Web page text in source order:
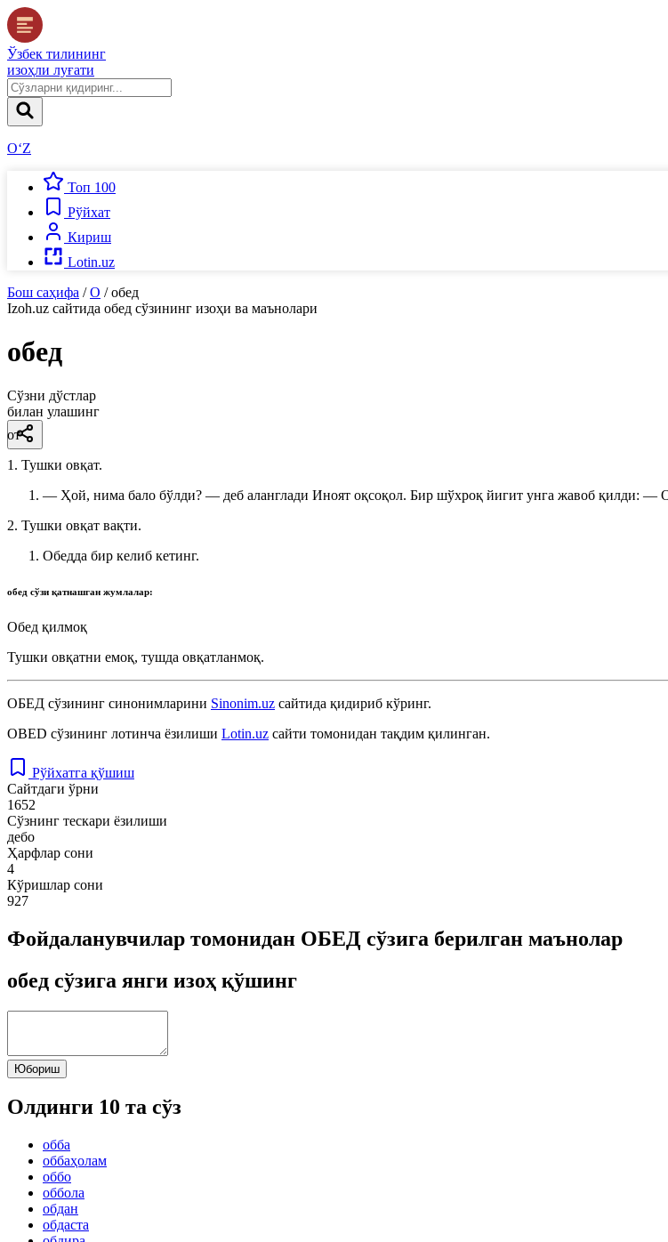
Ўзбек тилининг
изоҳли луғати
O‘Z
Топ 100
Рўйхат
Кириш
Lotin.uz
Бош саҳифа / О / обед
Izoh.uz сайтида обед сўзининг изоҳи ва маънолари
обед
Сўзни дўстлар
билан улашинг
от
1. Тушки овқат.
— Ҳой, нима бало бўлди? — деб аланглади Иноят оқсоқол. Бир шўхроқ йигит унга жавоб қилди: —
2. Тушки овқат вақти.
Обедда бир келиб кетинг.
обед сўзи қатнашган жумлалар:
Обед қилмоқ
Тушки овқатни емоқ, тушда овқатланмоқ.
ОБЕД сўзининг синонимларини Sinonim.uz сайтида қидириб кўринг.
OBED сўзининг лотинча ёзилиши Lotin.uz сайти томонидан тақдим қилинган.
Рўйхатга қўшиш
Сайтдаги ўрни
1652
Сўзнинг тескари ёзилиши
дебо
Ҳарфлар сони
4
Кўришлар сони
927
Фойдаланувчилар томонидан ОБЕД сўзига берилган маънолар
обед сўзига янги изоҳ қўшинг
Юбориш
Олдинги 10 та сўз
обба
оббаҳолам
оббо
оббола
обдан
обдаста